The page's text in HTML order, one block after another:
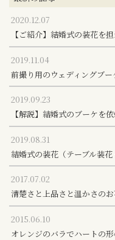
2020.12.07
【ご紹介】結婚式の装花を
2019.11.04
前撮り用のウェディングブー
2019.09.23
【解説】結婚式のブーケを
2019.08.31
結婚式の装花（テーブル装
2017.07.02
清楚さと上品さと温かさの
2015.06.10
オレンジのバラでハートの